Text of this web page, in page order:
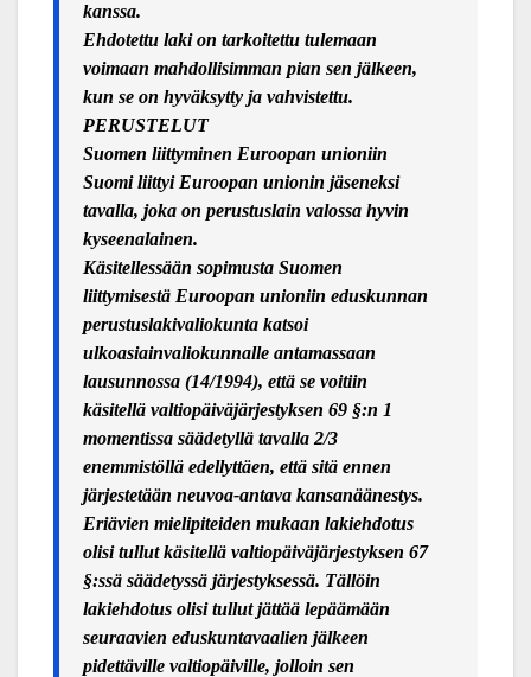
kanssa.
Ehdotettu laki on tarkoitettu tulemaan
voimaan mahdollisimman pian sen jälkeen,
kun se on hyväksytty ja vahvistettu.
PERUSTELUT
Suomen liittyminen Euroopan unioniin
Suomi liittyi Euroopan unionin jäseneksi
tavalla, joka on perustuslain valossa hyvin
kyseenalainen.
Käsitellessään sopimusta Suomen
liittymisestä Euroopan unioniin eduskunnan
perustuslakivaliokunta katsoi
ulkoasiainvaliokunnalle antamassaan
lausunnossa (14/1994), että se voitiin
käsitellä valtiopäiväjärjestyksen 69 §:n 1
momentissa säädetyllä tavalla 2/3
enemmistöllä edellyttäen, että sitä ennen
järjestetään neuvoa-antava kansanäänestys.
Eriävien mielipiteiden mukaan lakiehdotus
olisi tullut käsitellä valtiopäiväjärjestyksen 67
§:ssä säädetyssä järjestyksessä. Tällöin
lakiehdotus olisi tullut jättää lepäämään
seuraavien eduskuntavaalien jälkeen
pidettäville valtiopäiville, jolloin sen